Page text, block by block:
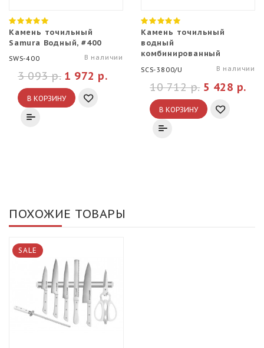
Камень точильный
Samura Водный, #400
SWS-400 В наличии
1 972 р.
3 093 р.
В КОРЗИНУ
Камень точильный
водный
комбинированный
Samura 3000#/8000#
SCS-3800/U В наличии
5 428 р.
10 712 р.
В КОРЗИНУ
ПОХОЖИЕ ТОВАРЫ
SALE